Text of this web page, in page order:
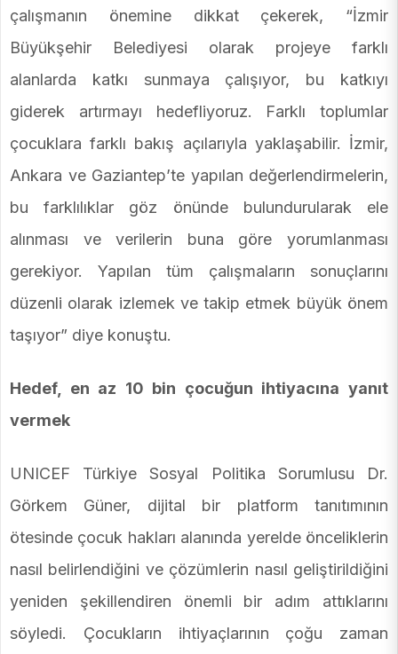
çalışmanın önemine dikkat çekerek, “İzmir
Büyükşehir Belediyesi olarak projeye farklı
alanlarda katkı sunmaya çalışıyor, bu katkıyı
giderek artırmayı hedefliyoruz. Farklı toplumlar
çocuklara farklı bakış açılarıyla yaklaşabilir. İzmir,
Ankara ve Gaziantep’te yapılan değerlendirmelerin,
bu farklılıklar göz önünde bulundurularak ele
alınması ve verilerin buna göre yorumlanması
gerekiyor. Yapılan tüm çalışmaların sonuçlarını
düzenli olarak izlemek ve takip etmek büyük önem
taşıyor” diye konuştu.
Hedef, en az 10 bin çocuğun ihtiyacına yanıt
vermek
UNICEF Türkiye Sosyal Politika Sorumlusu Dr.
Görkem Güner, dijital bir platform tanıtımının
ötesinde çocuk hakları alanında yerelde önceliklerin
nasıl belirlendiğini ve çözümlerin nasıl geliştirildiğini
yeniden şekillendiren önemli bir adım attıklarını
söyledi. Çocukların ihtiyaçlarının çoğu zaman